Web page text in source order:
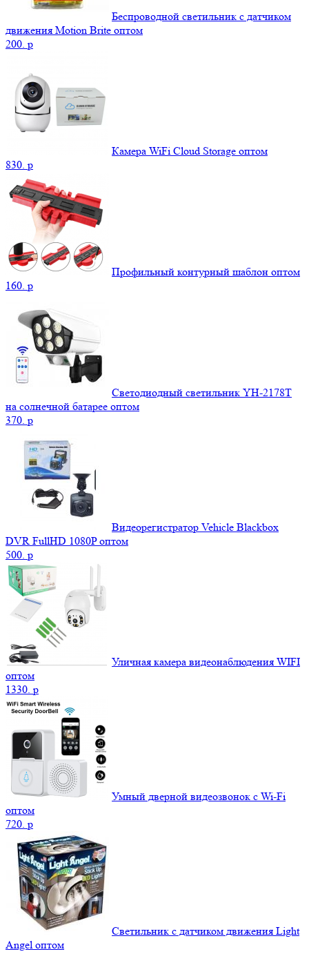
Беспроводной светильник с датчиком
движения Motion Brite оптом
200. p
Камера WiFi Cloud Storage оптом
830. p
Профильный контурный шаблон оптом
160. p
Светодиодный светильник YH-2178T
на солнечной батарее оптом
370. p
Видеорегистратор Vehicle Blackbox
DVR FullHD 1080P оптом
500. p
Уличная камера видеонаблюдения WIFI
оптом
1330. p
Умный дверной видеозвонок с Wi-Fi
оптом
720. p
Светильник с датчиком движения Light
Angel оптом